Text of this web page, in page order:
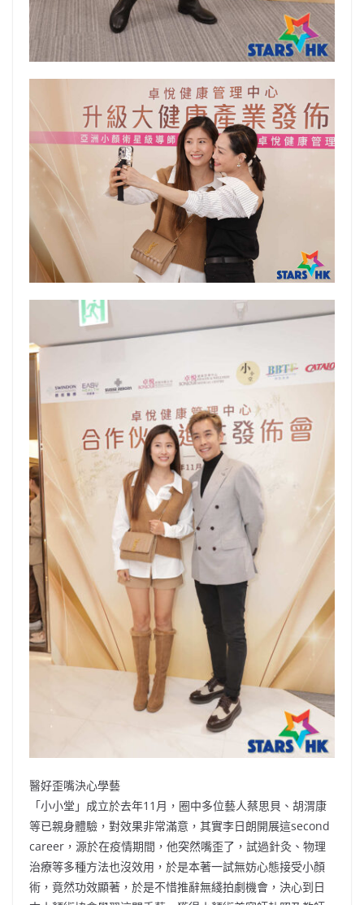
醫好歪嘴決心學藝
「小小堂」成立於去年11月，圈中多位藝人蔡思貝、胡渭康
等已親身體驗，對效果非常滿意，其實李日朗開展這second
career，源於在疫情期間，他突然嘴歪了，試過針灸、物理
治療等多種方法也沒效用，於是本著一試無妨心態接受小顏
術，竟然功效顯著，於是不惜推辭無綫拍劇機會，決心到日